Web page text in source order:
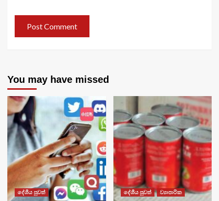
You may have missed
දේශීය පුවත් දේශීය පුවත් ව්‍යාපාරික